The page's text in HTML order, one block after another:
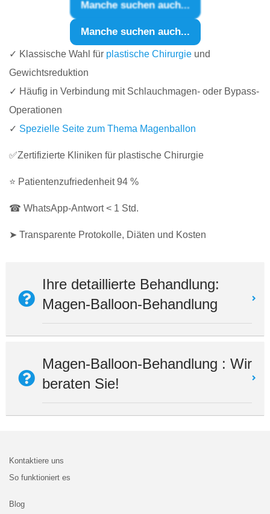
Manche suchen auch...
Manche suchen auch...
✓ Klassische Wahl für plastische Chirurgie und
Gewichtsreduktion
✓ Häufig in Verbindung mit Schlauchmagen- oder Bypass-
Operationen
✓ Spezielle Seite zum Thema Magenballon
✅Zertifizierte Kliniken für plastische Chirurgie
⭐ Patientenzufriedenheit 94 %
☎ WhatsApp-Antwort < 1 Std.
➤ Transparente Protokolle, Diäten und Kosten
Ihre detaillierte Behandlung:
Magen-Balloon-Behandlung
Magen-Balloon-Behandlung : Wir
beraten Sie!
Kontaktiere uns
So funktioniert es
Blog